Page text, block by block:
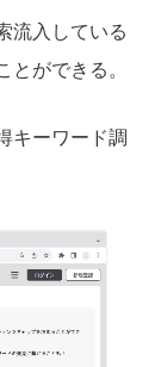
流入している
ができる。
キーワード調